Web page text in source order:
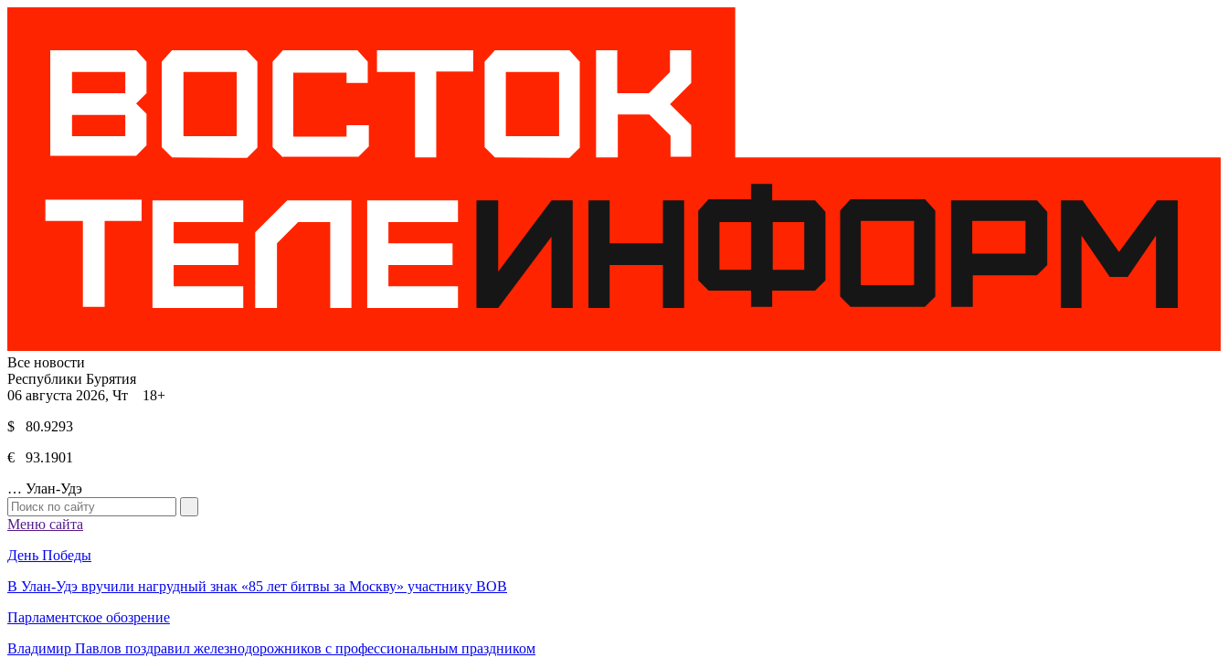
Все новости
Республики Бурятия
06 августа 2026, Чт 18+
$ 80.9293
€ 93.1901
… Улан-Удэ
Меню сайта
День Победы
В Улан-Удэ вручили нагрудный знак «85 лет битвы за Москву» участнику ВОВ
Парламентское обозрение
Владимир Павлов поздравил железнодорожников с профессиональным праздником